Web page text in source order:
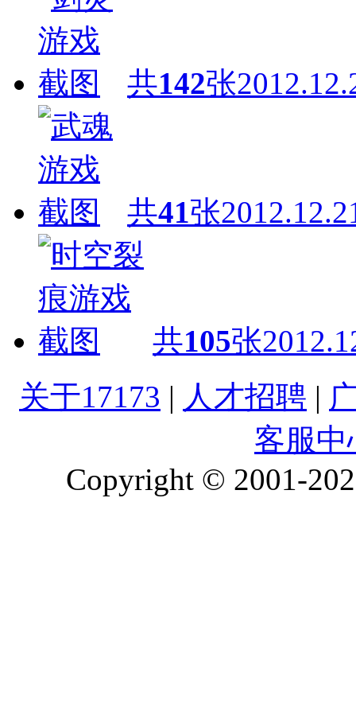
共142张
共41张
共105张
关于17173 | 人才招聘 |
客服中
Copyright © 2001-